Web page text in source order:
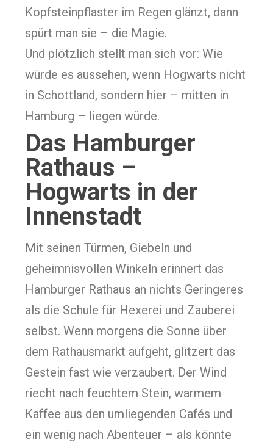
Kopfsteinpflaster im Regen glänzt, dann
spürt man sie – die Magie.
Und plötzlich stellt man sich vor: Wie
würde es aussehen, wenn Hogwarts nicht
in Schottland, sondern hier – mitten in
Hamburg – liegen würde.
Das Hamburger
Rathaus –
Hogwarts in der
Innenstadt
Mit seinen Türmen, Giebeln und
geheimnisvollen Winkeln erinnert das
Hamburger Rathaus an nichts Geringeres
als die Schule für Hexerei und Zauberei
selbst. Wenn morgens die Sonne über
dem Rathausmarkt aufgeht, glitzert das
Gestein fast wie verzaubert. Der Wind
riecht nach feuchtem Stein, warmem
Kaffee aus den umliegenden Cafés und
ein wenig nach Abenteuer – als könnte